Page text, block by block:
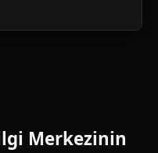
Merkezinin